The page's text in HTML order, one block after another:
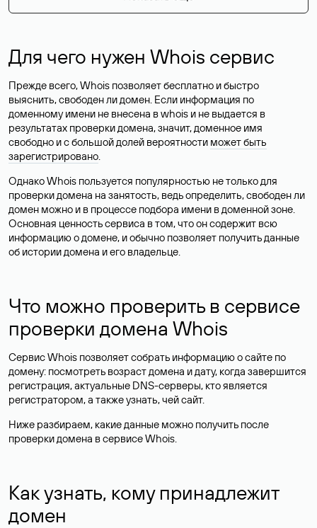
Для чего нужен Whois сервис
Прежде всего, Whois позволяет бесплатно и быстро
выяснить, свободен ли домен. Если информация по
доменному имени не внесена в whois и не выдается в
результатах проверки домена, значит, доменное имя
свободно и с большой долей вероятности может быть
зарегистрировано.
Однако Whois пользуется популярностью не только для
проверки домена на занятость, ведь определить, свободен ли
домен можно и в процессе подбора имени в доменной зоне.
Основная ценность сервиса в том, что он содержит всю
информацию о домене, и обычно позволяет получить данные
об истории домена и его владельце.
Что можно проверить в сервисе
проверки домена Whois
Сервис Whois позволяет собрать информацию о сайте по
домену: посмотреть возраст домена и дату, когда завершится
регистрация, актуальные DNS-серверы, кто является
регистратором, а также узнать, чей сайт.
Ниже разбираем, какие данные можно получить после
проверки домена в сервисе Whois.
Как узнать, кому принадлежит
домен